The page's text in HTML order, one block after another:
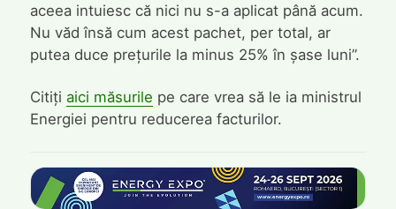
aceea intuiesc că nici nu s-a aplicat până acum.
Nu văd însă cum acest pachet, per total, ar
putea duce prețurile la minus 25% în șase luni”.
Citiți aici măsurile pe care vrea să le ia ministrul
Energiei pentru reducerea facturilor.